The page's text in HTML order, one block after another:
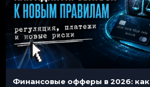
Финансовые офферы в 2026: как